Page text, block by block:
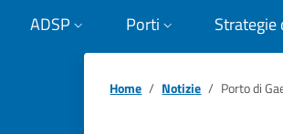
ADSP Porti Strategie
Home Notizie Porto di